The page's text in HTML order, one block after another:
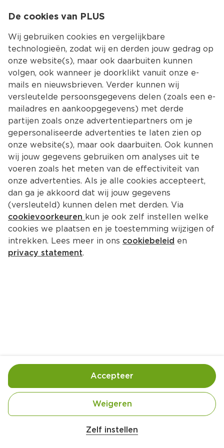
Kies jouw
Terug Producten
Bloemen, planten, verzorging
26 producten
Filter Meest gewild
Merkloos Potgrond 100% Bio
Per 16 L
2.49
Per 10 L
De cookies van PLUS
Wij gebruiken cookies en vergelijkbare
technologieën, zodat wij en derden jouw gedrag op
onze website(s), maar ook daarbuiten kunnen
volgen, ook wanneer je doorklikt vanuit onze e-
mails en nieuwsbrieven. Verder kunnen wij
versleutelde persoonsgegevens delen (zoals een e-
mailadres en aankoopgegevens) met derde
partijen zoals onze advertentiepartners om je
gepersonaliseerde advertenties te laten zien op
onze website(s), maar ook daarbuiten. Ook kunnen
wij jouw gegevens gebruiken om analyses uit te
voeren zoals het meten van de effectiviteit van
onze advertenties. Als je alle cookies accepteert,
dan ga je akkoord dat wij jouw gegevens
(versleuteld) kunnen delen met derden. Via
cookievoorkeuren kun je ook zelf instellen welke
cookies we plaatsen en je toestemming wijzigen of
intrekken. Lees meer in ons cookiebeleid en
privacy statement.
Zelf instellen
Weigeren
Accepteer